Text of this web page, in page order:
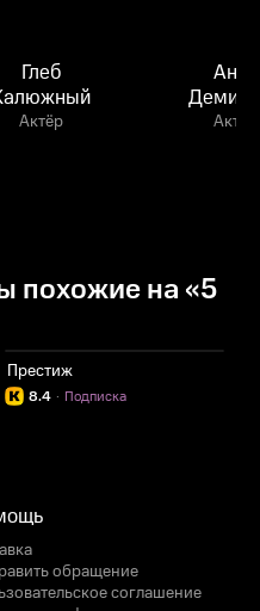
Глеб
Актёр
Анна
Актёр
похожие на «5
Престиж
8.4 Подписка
·
обращение
соглашение